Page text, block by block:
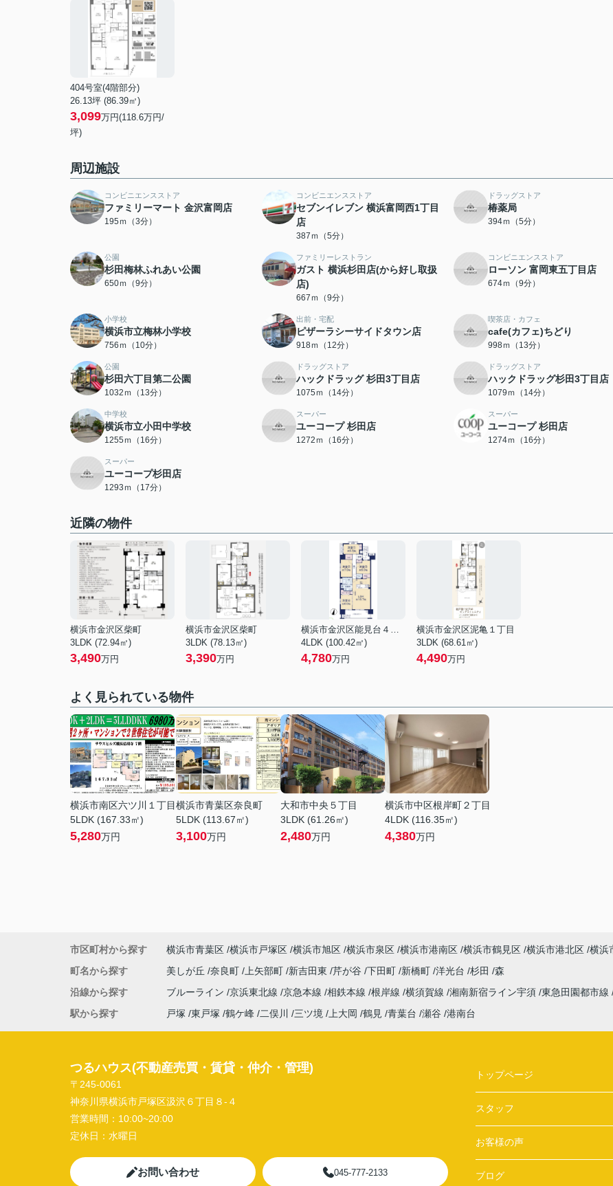
404号室(4階部分)
26.13坪 (86.39㎡)
3,099万円(118.6万円/
坪)
周辺施設
コンビニエンスストア
ファミリーマート 金沢富岡店
195ｍ（3分）
コンビニエンスストア
セブンイレブン 横浜富岡西1丁目
店
387ｍ（5分）
ドラッグストア
椿薬局
394ｍ（5分）
公園
杉田梅林ふれあい公園
650ｍ（9分）
ファミリーレストラン
ガスト 横浜杉田店(から好し取扱
店)
667ｍ（9分）
コンビニエンスストア
ローソン 富岡東五丁目店
674ｍ（9分）
小学校
横浜市立梅林小学校
756ｍ（10分）
出前・宅配
ピザーラシーサイドタウン店
918ｍ（12分）
喫茶店・カフェ
cafe(カフェ)ちどり
998ｍ（13分）
公園
杉田六丁目第二公園
1032ｍ（13分）
ドラッグストア
ハックドラッグ 杉田3丁目店
1075ｍ（14分）
ドラッグストア
ハックドラッグ杉田3丁目店
1079ｍ（14分）
中学校
横浜市立小田中学校
1255ｍ（16分）
スーパー
ユーコープ 杉田店
1272ｍ（16分）
スーパー
ユーコープ 杉田店
1274ｍ（16分）
スーパー
ユーコープ杉田店
1293ｍ（17分）
近隣の物件
横浜市金沢区柴町
3LDK (72.94㎡)
3,490万円
横浜市金沢区柴町
3LDK (78.13㎡)
3,390万円
横浜市金沢区能見台４丁目
4LDK (100.42㎡)
4,780万円
横浜市金沢区泥亀１丁目
3LDK (68.61㎡)
4,490万円
よく見られている物件
横浜市南区六ツ川１丁目
5LDK (167.33㎡)
5,280万円
横浜市青葉区奈良町
5LDK (113.67㎡)
3,100万円
大和市中央５丁目
3LDK (61.26㎡)
2,480万円
横浜市中区根岸町２丁目
4LDK (116.35㎡)
4,380万円
市区町村から探す 横浜市青葉区 横浜市戸塚区 横浜市旭区 横浜市泉区 横浜市港南区 横浜市鶴見区 横浜市港北区 横浜
町名から探す
美しが丘 奈良町 上矢部町 新吉田東 芹が谷 下田町 新橋町 洋光台 杉田
森
沿線から探す
ブルーライン 京浜東北線 京急本線 相鉄本線 根岸線 横須賀線 湘南新宿ライン宇須 東急田園都市線
駅から探す
戸塚 東戸塚 鶴ケ峰 二俣川 三ツ境 上大岡 鶴見 青葉台 瀬谷 港南台
つるハウス(不動産売買・賃貸・仲介・管理)
〒245-0061
神奈川県横浜市戸塚区汲沢６丁目８-４
営業時間： 10:00~20:00
定休日： 水曜日
お問い合わせ 045-777-2133
トップページ
スタッフ
お客様の声
ブログ